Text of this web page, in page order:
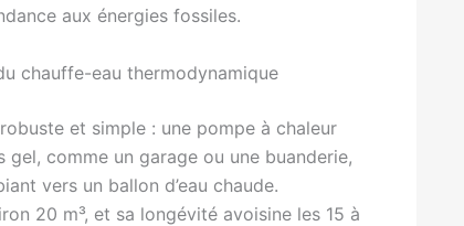
aux énergies fossiles.
chauffe-eau thermodynamique
et simple : une pompe à chaleur
comme un garage ou une buanderie,
vers un ballon d’eau chaude.
20 m³, et sa longévité avoisine les 15 à